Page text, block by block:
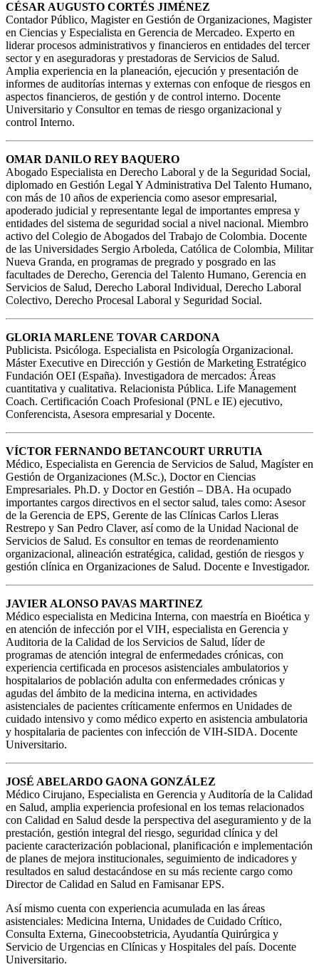
CÉSAR AUGUSTO CORTÉS JIMÉNEZ
Contador Público, Magister en Gestión de Organizaciones, Magister
en Ciencias y Especialista en Gerencia de Mercadeo. Experto en
liderar procesos administrativos y financieros en entidades del tercer
sector y en aseguradoras y prestadoras de Servicios de Salud.
Amplia experiencia en la planeación, ejecución y presentación de
informes de auditorías internas y externas con enfoque de riesgos en
aspectos financieros, de gestión y de control interno. Docente
Universitario y Consultor en temas de riesgo organizacional y
control Interno.
OMAR DANILO REY BAQUERO
Abogado Especialista en Derecho Laboral y de la Seguridad Social,
diplomado en Gestión Legal Y Administrativa Del Talento Humano,
con más de 10 años de experiencia como asesor empresarial,
apoderado judicial y representante legal de importantes empresa y
entidades del sistema de seguridad social a nivel nacional. Miembro
activo del Colegio de Abogados del Trabajo de Colombia. Docente
de las Universidades Sergio Arboleda, Católica de Colombia, Militar
Nueva Granda, en programas de pregrado y posgrado en las
facultades de Derecho, Gerencia del Talento Humano, Gerencia en
Servicios de Salud, Derecho Laboral Individual, Derecho Laboral
Colectivo, Derecho Procesal Laboral y Seguridad Social.
GLORIA MARLENE TOVAR CARDONA
Publicista. Psicóloga. Especialista en Psicología Organizacional.
Máster Executive en Dirección y Gestión de Marketing Estratégico
Fundación OEI (España). Investigadora de mercados: Áreas
cuantitativa y cualitativa. Relacionista Pública. Life Management
Coach. Certificación Coach Profesional (PNL e IE) ejecutivo,
Conferencista, Asesora empresarial y Docente.
VÍCTOR FERNANDO BETANCOURT URRUTIA
Médico, Especialista en Gerencia de Servicios de Salud, Magíster en
Gestión de Organizaciones (M.Sc.), Doctor en Ciencias
Empresariales. Ph.D. y Doctor en Gestión – DBA. Ha ocupado
importantes cargos directivos en el sector salud, tales como: Asesor
de la Gerencia de EPS, Gerente de las Clínicas Carlos Lleras
Restrepo y San Pedro Claver, así como de la Unidad Nacional de
Servicios de Salud. Es consultor en temas de reordenamiento
organizacional, alineación estratégica, calidad, gestión de riesgos y
gestión clínica en Organizaciones de Salud. Docente e Investigador.
JAVIER ALONSO PAVAS MARTINEZ
Médico especialista en Medicina Interna, con maestría en Bioética y
en atención de infección por el VIH, especialista en Gerencia y
Auditoria de la Calidad de los Servicios de Salud, líder de
programas de atención integral de enfermedades crónicas, con
experiencia certificada en procesos asistenciales ambulatorios y
hospitalarios de población adulta con enfermedades crónicas y
agudas del ámbito de la medicina interna, en actividades
asistenciales de pacientes críticamente enfermos en Unidades de
cuidado intensivo y como médico experto en asistencia ambulatoria
y hospitalaria de pacientes con infección de VIH-SIDA. Docente
Universitario.
JOSÉ ABELARDO GAONA GONZÁLEZ
Médico Cirujano, Especialista en Gerencia y Auditoría de la Calidad
en Salud, amplia experiencia profesional en los temas relacionados
con Calidad en Salud desde la perspectiva del aseguramiento y de la
prestación, gestión integral del riesgo, seguridad clínica y del
paciente caracterización poblacional, planificación e implementación
de planes de mejora institucionales, seguimiento de indicadores y
resultados en salud destacándose en su más reciente cargo como
Director de Calidad en Salud en Famisanar EPS.
Así mismo cuenta con experiencia acumulada en las áreas
asistenciales: Medicina Interna, Unidades de Cuidado Crítico,
Consulta Externa, Ginecoobstetricia, Ayudantía Quirúrgica y
Servicio de Urgencias en Clínicas y Hospitales del país. Docente
Universitario.